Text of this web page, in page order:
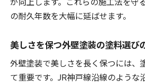
が向上します。これらの施工法を守
の耐久年数を大幅に延ばせます。
美しさを保つ外壁塗装の塗料選び
外壁塗装で美しさを長く保つには、
て重要です。JR神戸線沿線のような